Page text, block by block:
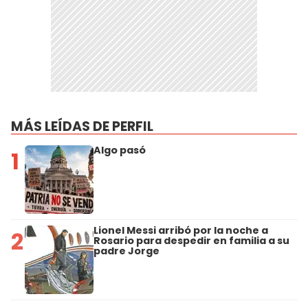
MÁS LEÍDAS DE PERFIL
1 Algo pasó
2 Lionel Messi arribó por la noche a
Rosario para despedir en familia a su
padre Jorge